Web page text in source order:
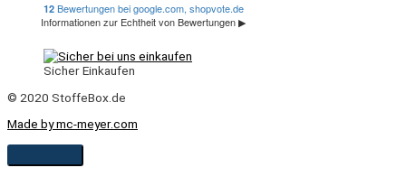
Sicher Einkaufen
© 2020 StoffeBox.de
Made by mc-meyer.com